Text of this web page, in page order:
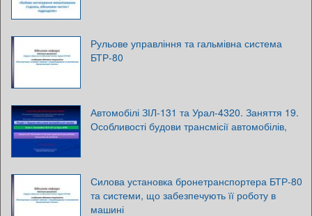
Рульове управління та гальмівна система
БТР-80
Автомобілі ЗІЛ-131 та Урал-4320. Заняття 19.
Особливості будови трансмісії автомобілів,
Силова установка бронетранспортера БТР-80
та системи, що забезпечують її роботу в
машині